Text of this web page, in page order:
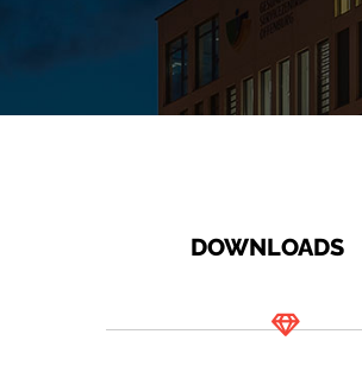
DOWNLOADS